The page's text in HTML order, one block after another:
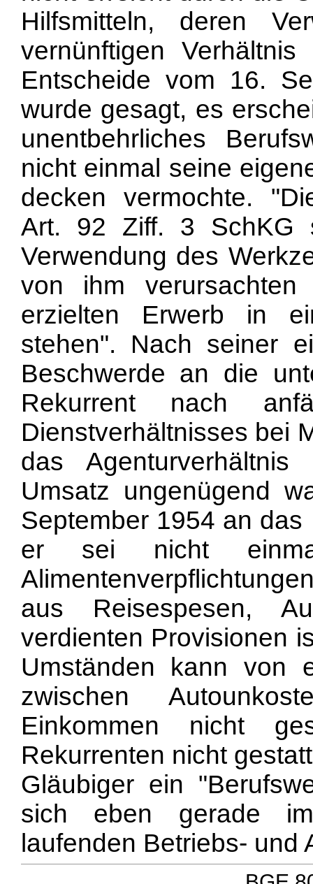
Hilfsmitteln, deren
vernünftigen
Entscheide vom 16.
wurde gesagt, es
unentbehrliches
nicht einmal seine
decken vermochte.
Art. 92 Ziff. 3 SchKG
Verwendung des
von ihm
erzielten Erwerb in
stehen". Nach seiner
Beschwerde an die
Rekurrent nach
Dienstverhältnisses bei
das
Umsatz ungenügend
September 1954 an
er sei nicht
aus Reisespesen,
verdienten Provisionen
Umständen kann von
zwischen
Einkommen nicht
Rekurrenten nicht
Gläubiger ein
sich eben gerade
laufenden Betriebs- und